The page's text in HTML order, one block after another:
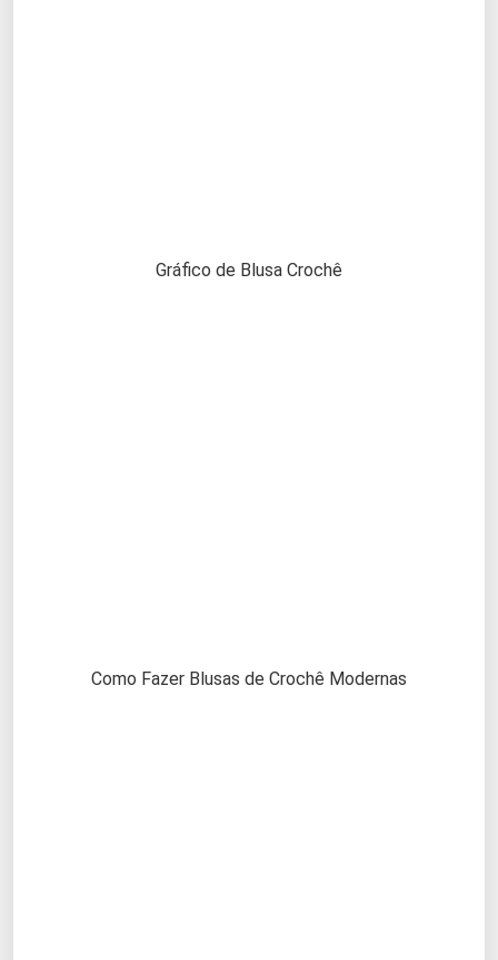
Gráfico de Blusa Crochê
Como Fazer Blusas de Crochê Modernas